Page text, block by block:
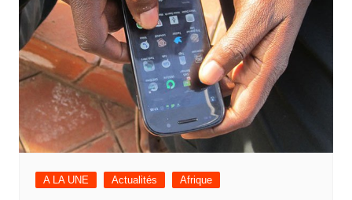
A LA UNE Actualités Afrique